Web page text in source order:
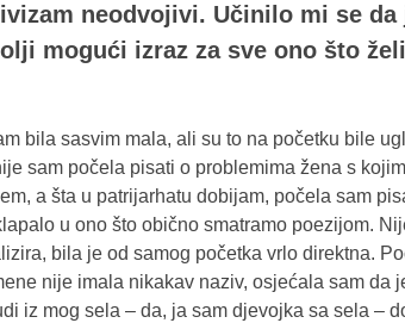
neodvojivi. Učinilo mi se da
mogući izraz za sve ono što
bila sasvim mala, ali su to na početku bile
sam počela pisati o problemima žena s
a šta u patrijarhatu dobijam, počela sam
u ono što obično smatramo poezijom.
bila je od samog početka vrlo direktna.
nije imala nikakav naziv, osjećala sam da
iz mog sela – da, ja sam djevojka sa sela –